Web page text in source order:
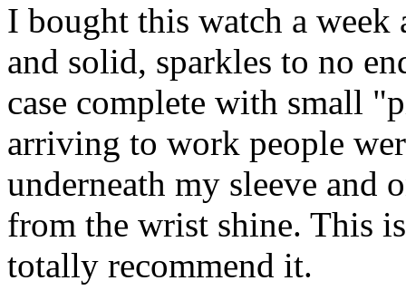
I bought this watch a week
and solid, sparkles to no
case complete with small
arriving to work people
underneath my sleeve and
from the wrist shine. This
totally recommend it.